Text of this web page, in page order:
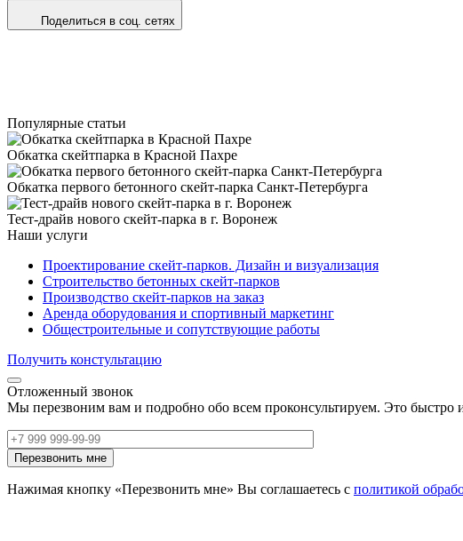
Поделиться в соц. сетях
Популярные статьи
Обкатка скейтпарка в Красной Пахре
Обкатка первого бетонного скейт-парка Санкт‑Петербурга
Тест-драйв нового скейт-парка в г. Воронеж
Наши услуги
Проектирование скейт-парков. Дизайн и визуализация
Строительство бетонных скейт-парков
Производство скейт-парков на заказ
Аренда оборудования и спортивный маркетинг
Общестроительные и сопутствующие работы
Получить констультацию
Отложенный звонок
Мы перезвоним вам и подробно обо всем проконсультируем. Это быстро
Нажимая кнопку «Перезвонить мне» Вы соглашаетесь с политикой